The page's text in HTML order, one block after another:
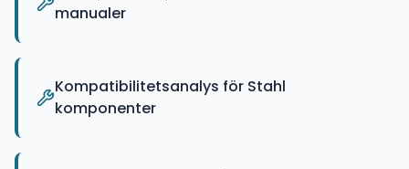
manualer
Kompatibilitetsanalys för Stahl
komponenter